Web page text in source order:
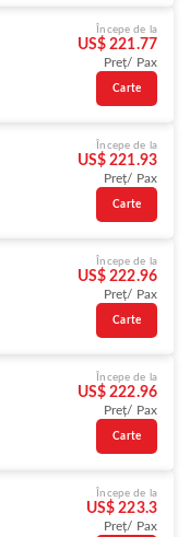
Începe de la
US$ 221.77
Preț/ Pax
Carte
Începe de la
US$ 221.93
Preț/ Pax
Carte
Începe de la
US$ 222.96
Preț/ Pax
Carte
Începe de la
US$ 222.96
Preț/ Pax
Carte
Începe de la
US$ 223.3
Preț/ Pax